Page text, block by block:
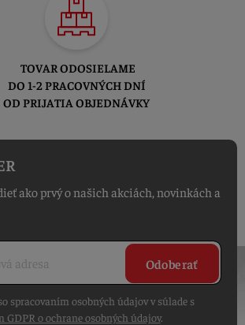
TOVAR ODOSIELAME
DO 1-2 PRACOVNÝCH DNÍ
OD PRIJATIA OBJEDNÁVKY
ako prvý o našich akciách, novinkách a
Odoberať
spracovaním osobných údajov v súlade s
GDPR o ochrane osobných údajov.